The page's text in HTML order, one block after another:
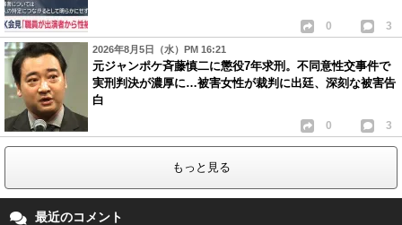
0 3
2026年8月5日（水）PM 16:21
元ジャンポケ斉藤慎二に懲役7年求刑。不同意性交事件で
実刑判決が濃厚に…被害女性が裁判に出廷、深刻な被害告
白
0 3
もっと見る
最近のコメント